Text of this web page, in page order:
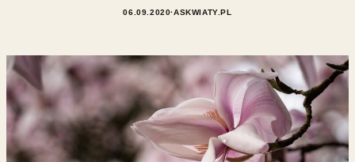
06.09.2020·ASKWIATY.PL